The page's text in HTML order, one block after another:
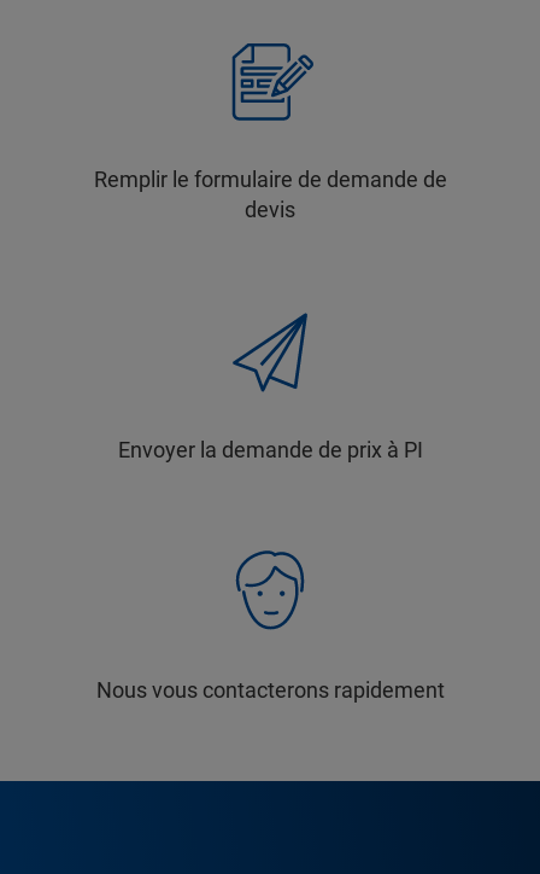
Remplir le formulaire de demande de
devis
Envoyer la demande de prix à PI
Nous vous contacterons rapidement